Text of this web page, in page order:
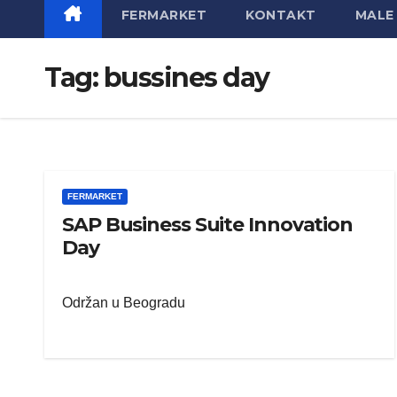
FERMARKET KONTAKT MALE
Tag: bussines day
FERMARKET
SAP Business Suite Innovation
Day
Održan u Beogradu